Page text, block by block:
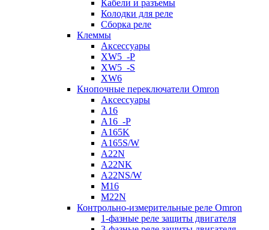
Кабели и разъемы
Колодки для реле
Сборка реле
Клеммы
Аксессуары
XW5_-P
XW5_-S
XW6
Кнопочные переключатели Omron
Аксессуары
A16
A16_-P
A165K
A165S/W
A22N
A22NK
A22NS/W
M16
M22N
Контрольно-измерительные реле Omron
1-фазные реле защиты двигателя